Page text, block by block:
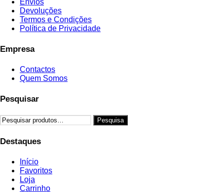
Envios
Devoluções
Termos e Condições
Política de Privacidade
Empresa
Contactos
Quem Somos
Pesquisar
Pesquisar
por:
Pesquisa
Destaques
Início
Favoritos
Loja
Carrinho